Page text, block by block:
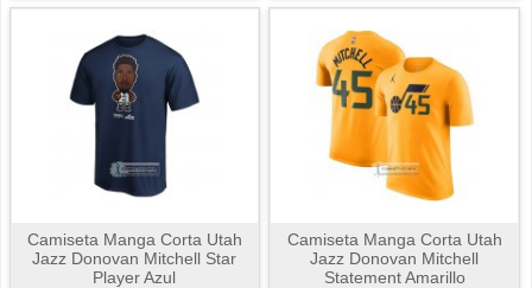
Camiseta Manga Corta Utah
Jazz Donovan Mitchell Star
Player Azul
Camiseta Manga Corta Utah
Jazz Donovan Mitchell
Statement Amarillo